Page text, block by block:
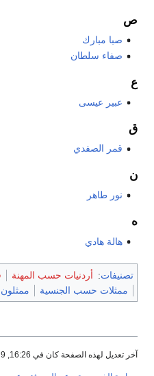
ص
صبا مبارك
صفاء سلطان
ع
عبير عيسى
ق
قمر الصفدي
ن
نور طاهر
ه
هالة هادي
تصنيفات: أردنيات حسب المهنة
ممثلات حسب الجنسية
ممثلون
آخر تعديل لهذه الصفحة كان في 16:26, 9 ديسمبر 2021.